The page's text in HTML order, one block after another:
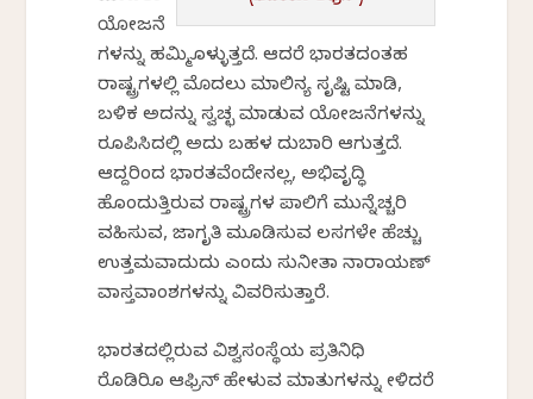
ಯೋಜನೆ
ಗಳನ್ನು ಹಮ್ಮಿಕೊಳ್ಳುತ್ತದೆ. ಆದರೆ ಭಾರತದಂತಹ
ರಾಷ್ಟ್ರಗಳಲ್ಲಿ ಮೊದಲು ಮಾಲಿನ್ಯ ಸೃಷ್ಟಿ ಮಾಡಿ,
ಬಳಿಕ ಅದನ್ನು ಸ್ವಚ್ಛ ಮಾಡುವ ಯೋಜನೆಗಳನ್ನು
ರೂಪಿಸಿದಲ್ಲಿ ಅದು ಬಹಳ ದುಬಾರಿ ಆಗುತ್ತದೆ.
ಆದ್ದರಿಂದ ಭಾರತವೆಂದೇನಲ್ಲ, ಅಭಿವೃದ್ಧಿ
ಹೊಂದುತ್ತಿರುವ ರಾಷ್ಟ್ರಗಳ ಪಾಲಿಗೆ ಮುನ್ನೆಚ್ಚರಿಕೆ
ವಹಿಸುವ, ಜಾಗೃತಿ ಮೂಡಿಸುವ ಕೆಲಸಗಳೇ ಹೆಚ್ಚು
ಉತ್ತಮವಾದುದು ಎಂದು ಸುನೀತಾ ನಾರಾಯಣ್
ವಾಸ್ತವಾಂಶಗಳನ್ನು ವಿವರಿಸುತ್ತಾರೆ.
ಭಾರತದಲ್ಲಿರುವ ವಿಶ್ವಸಂಸ್ಥೆಯ ಪ್ರತಿನಿಧಿ
ರೊಡಿರಿಕೊ ಆಫ್ರಿನ್ ಹೇಳುವ ಮಾತುಗಳನ್ನು ಕೇಳಿದರೆ